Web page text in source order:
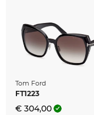
Tom Ford
FT1223
€ 304,00